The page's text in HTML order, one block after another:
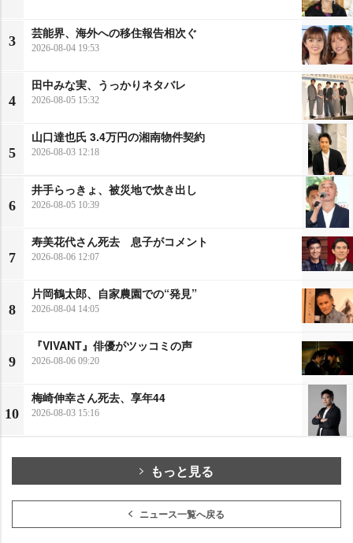
3
芸能界、海外への移住報告相次ぐ
2026-08-04 19:53
4
田中みな実、うっかりネタバレ
2026-08-05 15:32
5
山口達也氏 3.4万円の湘南物件契約
2026-08-03 12:18
6
井手らっきょ、被災地で炊き出し
2026-08-05 10:39
7
寿美花代さん死去 息子がコメント
2026-08-06 12:07
8
片岡鶴太郎、自家農園での“発見”
2026-08-04 14:05
9
『VIVANT』俳優がツッコミの声
2026-08-06 09:20
10
梅崎伸幸さん死去、享年44
2026-08-03 15:16
もっと見る
ニュース一覧へ戻る